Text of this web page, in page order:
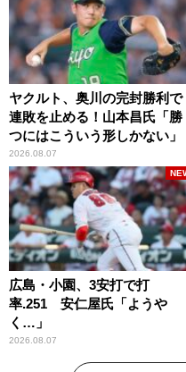
ヤクルト、奥川の完封勝利で
連敗を止める！山本昌氏「勝
つにはこういう形しかない」
2026.08.07
広島・小園、3安打で打
率.251 安仁屋氏「ようや
く…」
2026.08.07